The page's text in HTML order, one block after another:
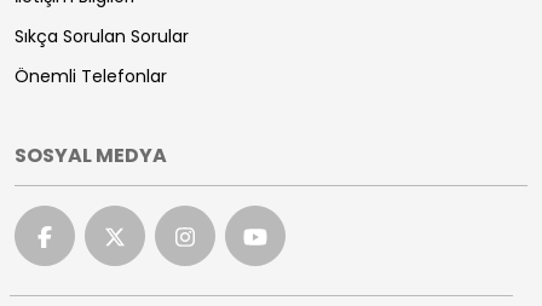
Sıkça Sorulan Sorular
Önemli Telefonlar
SOSYAL MEDYA